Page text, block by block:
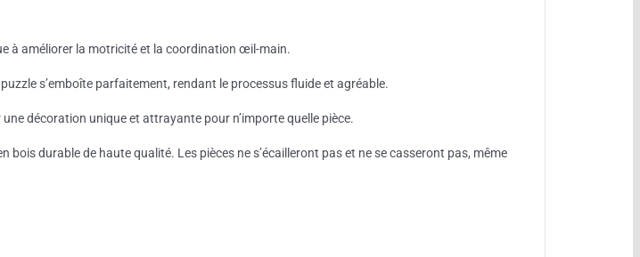
à améliorer la motricité et la coordination œil-main.
s’emboîte parfaitement, rendant le processus fluide et agréable.
décoration unique et attrayante pour n’importe quelle pièce.
bois durable de haute qualité. Les pièces ne s’écailleront pas et ne se casseront pas, même